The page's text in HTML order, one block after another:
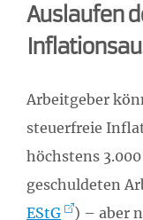
Auslaufen
Arbeitgeber
steuerfreie
höchstens
geschuldeten
EStG
) – aber